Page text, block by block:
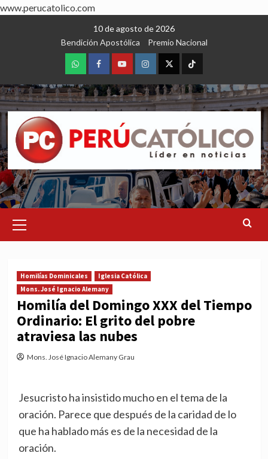
www.perucatolico.com
10 de agosto de 2026
Bendición Apostólica
Premio Nacional
WhatsAppFacebookYoutubeInstagram
X TikTok
Menu
Homilías Dominicales
Iglesia Católica
Mons. José Ignacio Alemany
Homilía del Domingo XXX del Tiempo
Ordinario: El grito del pobre
atraviesa las nubes
Mons. José Ignacio Alemany Grau
Jesucristo ha insistido mucho en el tema de la
oración. Parece que después de la caridad de lo
que ha hablado más es de la necesidad de la
oración.